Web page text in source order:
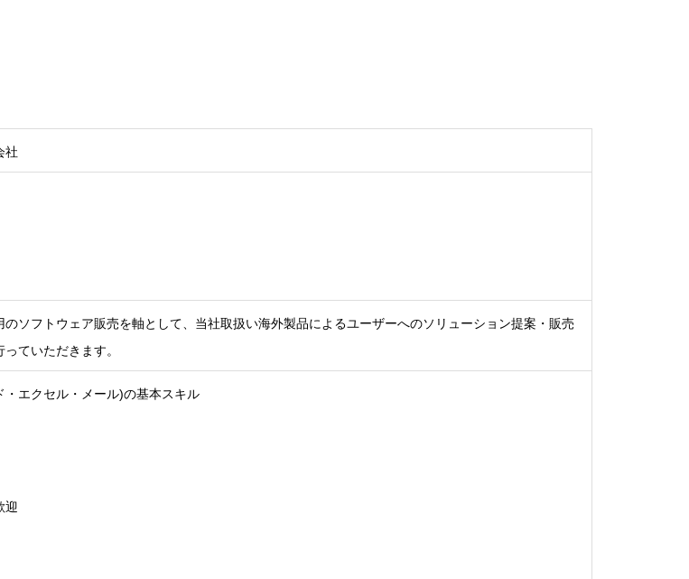
社
ソフトウェア販売を軸として、当社取扱い海外製品によるユーザーへのソリューション提案・販売
ていただきます。
エクセル・メール)の基本スキル
迎